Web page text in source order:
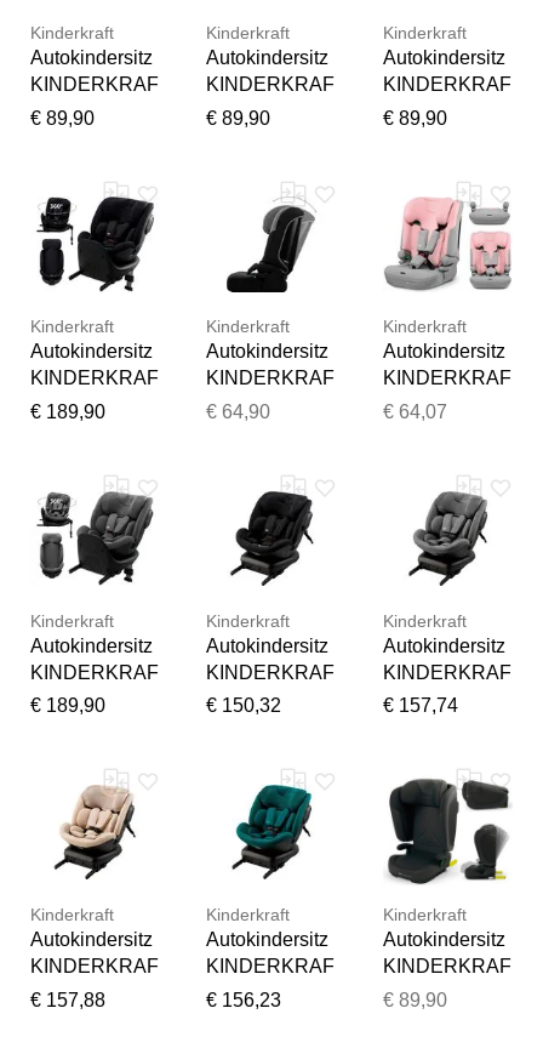
Kinderkraft
Autokindersitz
KINDERKRAF
T "UNITY 2 I-
Materialmix,
Kindersitze
Autokindersitz
€ 89,90
Kinderkraft
Autokindersitz
KINDERKRAF
T "UNITY 2 I-
Materialmix,
Kindersitze
Autokindersitz
€ 89,90
Kinderkraft
Autokindersitz
KINDERKRAF
T "UNITY 2 I-
Materialmix,
Kindersitze
Autokindersitz
€ 89,90
Kinderkraft
Autokindersitz
KINDERKRAF
T "XRIDER 2
Materialmix,
Kindersitze
Autokindersitz,
360 –
drehbarer
Kindersitz
€ 189,90
Kinderkraft
Autokindersitz
KINDERKRAF
T "I-COMFY i-
Materialmix,
Kindersitze
Autokindersitz
€ 64,90
Kinderkraft
Autokindersitz
KINDERKRAF
T "I-COMFY i-
Materialmix,
Kindersitze
Autokindersitz
€ 64,07
Kinderkraft
Autokindersitz
KINDERKRAF
T "XRIDER 2
Materialmix,
Kindersitze
Autokindersitz,
360 –
drehbarer
Kindersitz
€ 189,90
Kinderkraft
Autokindersitz
KINDERKRAF
T "XPEDITION
Materialmix,
Kindersitze
Autokindersitz,
360 –
drehbarer
Kindersitz
€ 150,32
Kinderkraft
Autokindersitz
KINDERKRAF
T "XPEDITION
Materialmix,
Kindersitze
Autokindersitz,
360 –
drehbarer
Kindersitz
€ 157,74
Kinderkraft
Autokindersitz
KINDERKRAF
T "XPEDITION
€ 157,88
Kinderkraft
Autokindersitz
KINDERKRAF
T "XPEDITION
€ 156,23
Kinderkraft
Autokindersitz
KINDERKRAF
T "UNITY 2 I-
€ 89,90
Vielen Dank für Ihr
Ihr Feedback wird nun vor
der Veröffentlichung von
unserem Team geprüft.